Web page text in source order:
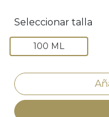
Seleccionar talla
100 ML